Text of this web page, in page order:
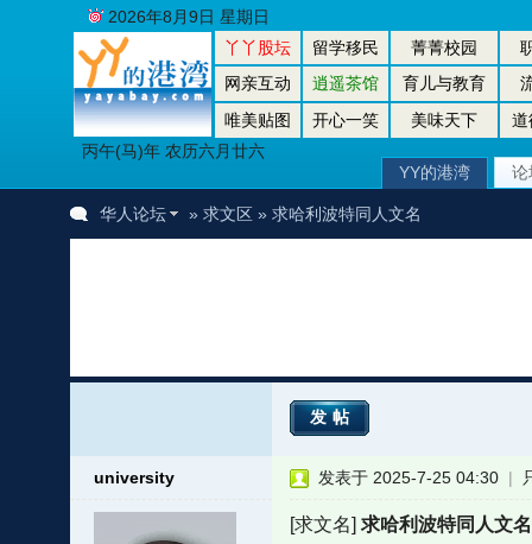
丫丫股坛 留学移民 菁菁校园
网亲互动
逍遥茶馆 育儿与教育
唯美贴图
开心一笑 美味天下
道
丙午(马)年 农历六月廿六
2026年8月9日 星期日
YY的港湾 论
华人论坛 » 求文区» 求哈利波特同人文名
发帖
university 发表于 2025-7-25 04:30 |
[求文名]求哈利波特同人文名